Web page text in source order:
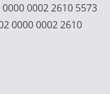
0002 2610 5573
0000 0002 2610